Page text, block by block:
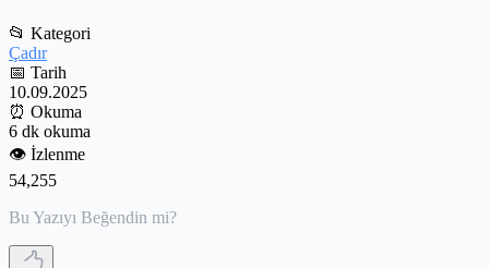
📂 Kategori
Çadır
📅 Tarih
10.09.2025
⏰ Okuma
6 dk okuma
👁️ İzlenme
54,255
Bu Yazıyı Beğendin mi?